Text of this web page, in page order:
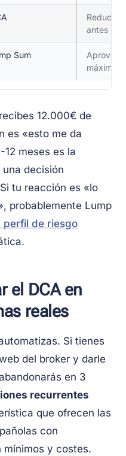
Reduce
antes de
Sum
máximo
12.000€ de
es «esto me da
meses es la
decisión
tu reacción es «lo
probablemente Lump
perfil de riesgo
el DCA en
reales
Si tienes
del broker y darle
en 3
recurrentes
que ofrecen las
con
y costes.